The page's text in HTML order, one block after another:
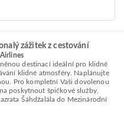
zážitek z cestování
destinací ideální pro klidné
klidné atmosféry. Naplánujte
Pro kompletní Vaši dovolenou
poskytnout špičkové služby,
Šáhdžalála do Mezinárodní